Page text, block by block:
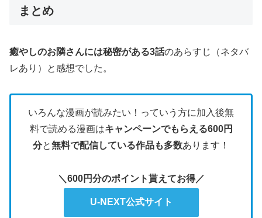
まとめ
癒やしのお隣さんには秘密がある3話のあらすじ（ネタバ
レあり）と感想でした。
いろんな漫画が読みたい！っていう方に加入後無
料で読める漫画はキャンペーンでもらえる600円
分と無料で配信している作品も多数あります！
＼600円分のポイント貰えてお得／
U-NEXT公式サイト